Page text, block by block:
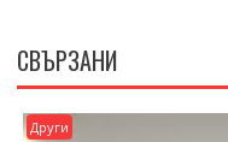
СВЪРЗАНИ
Други